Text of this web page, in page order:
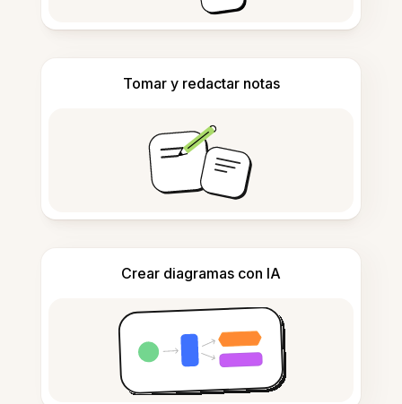
Tomar y redactar notas
Crear diagramas con IA